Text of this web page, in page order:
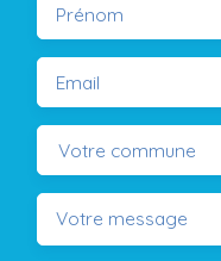
Prénom
Email
Votre commune
Votre message